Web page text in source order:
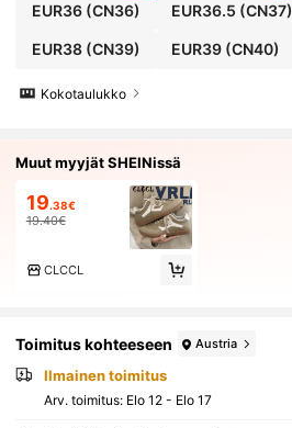
EUR36(CN36) EUR36.5 (CN37)
EUR38(CN39) EUR39 (CN40)
Kokotaulukko
Muut myyjät SHEINissä
19.38€
19.40€
CLCCL
Toimitus kohteeseen Austria
Ilmainen toimitus
Arv. toimitus: Elo 12 - Elo 17